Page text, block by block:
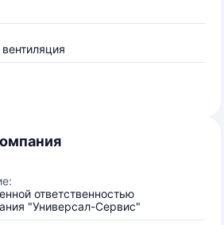
ответственностью
"Универсал-Сервис"